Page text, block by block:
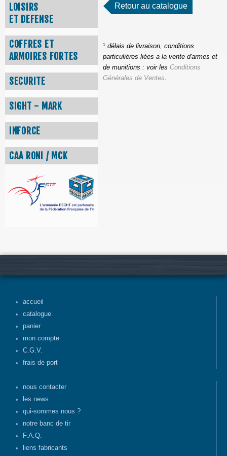
LOISIRS
ET DEFENSE
COFFRES ET
ARMOIRES FORTES
SECURITE
SIGHT - MARK
INFORCE
CAA RONI / MCK
Retour au catalogue
¹ délais de livraison, conditions
particulières liées a la vente d'armes et
de munitions : voir les Conditions
Générales de Ventes.
accueil
catalogue
panier
mon compte
C.G.V.
frais de port
nous contacter
les news
qui-sommes nous ?
notre banc de tir
F.A.Q.
liens fabricants